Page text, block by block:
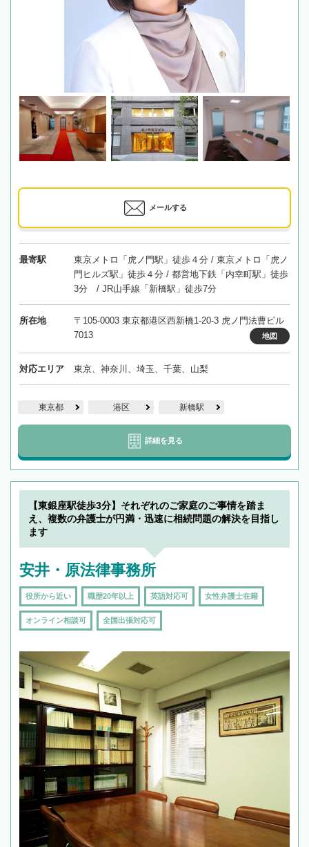
メールする
最寄駅
東京メトロ「虎ノ門駅」徒歩４分 / 東京メトロ「虎ノ
門ヒルズ駅」徒歩４分 / 都営地下鉄「内幸町駅」徒歩
3分 / JR山手線「新橋駅」徒歩7分
所在地
〒105-0003 東京都港区西新橋1-20-3 虎ノ門法曹ビル
7013
地図
対応エリア 東京、神奈川、埼玉、千葉、山梨
東京都 港区 新橋駅
詳細を見る
【東銀座駅徒歩3分】それぞれのご家庭のご事情を踏ま
え、複数の弁護士が円満・迅速に相続問題の解決を目指し
ます
安井・原法律事務所
役所から近い 職歴20年以上 英語対応可 女性弁護士在籍
オンライン相談可 全国出張対応可